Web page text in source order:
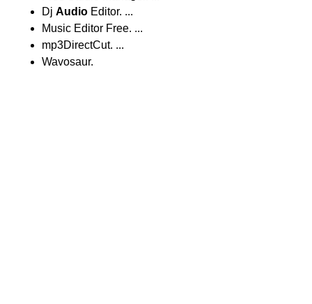
Dj Audio Editor. ...
Music Editor Free. ...
mp3DirectCut. ...
Wavosaur.